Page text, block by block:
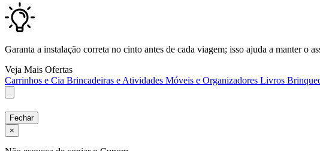
Garanta a instalação correta no cinto antes de cada viagem; isso ajuda a manter o
Veja Mais Ofertas
Carrinhos e Cia Brincadeiras e Atividades Móveis e Organizadores Livros
Fechar
×